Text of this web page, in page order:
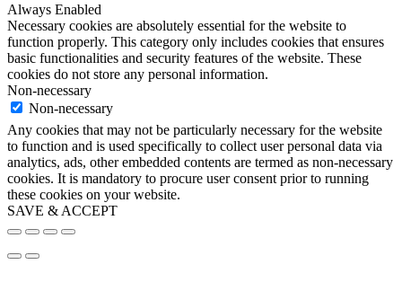
Always Enabled
Necessary cookies are absolutely essential for the website to
function properly. This category only includes cookies that ensures
basic functionalities and security features of the website. These
cookies do not store any personal information.
Non-necessary
Non-necessary
Any cookies that may not be particularly necessary for the website
to function and is used specifically to collect user personal data via
analytics, ads, other embedded contents are termed as non-necessary
cookies. It is mandatory to procure user consent prior to running
these cookies on your website.
SAVE & ACCEPT